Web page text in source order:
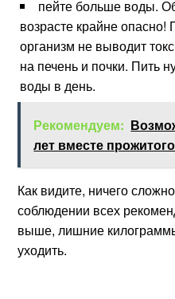
пейте больше воды.
возрасте крайне опасно!
организм не выводит
на печень и почки. Пить
воды в день.
Рекомендуем:
лет вместе
Как видите, ничего
соблюдении всех
выше, лишние
уходить.